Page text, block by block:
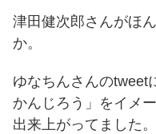
津田健次郎さんがほ
か。
ゆなちんさんのtweet
かんじろう」をイメ
出来上がってました。